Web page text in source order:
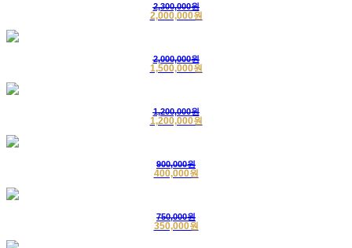
2020-04-16
3
2,300,000원
2,000,000원
2,000,000원
1,500,000원
1,200,000원
1,200,000원
900,000원
400,000원
750,000원
350,000원